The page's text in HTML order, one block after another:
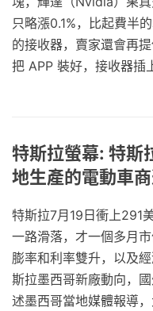
只略漲0.1%，比起費半
的接收器，賣家還會再
把 APP 裝好，接收器插
特斯拉螢幕: 特斯
地生產的電動車
特斯拉7月19日衝上291
一路滑落，才一個多月
膨率和利率雙升，以及
斯拉墨西哥新廠動向，
述墨西哥當地媒體報導